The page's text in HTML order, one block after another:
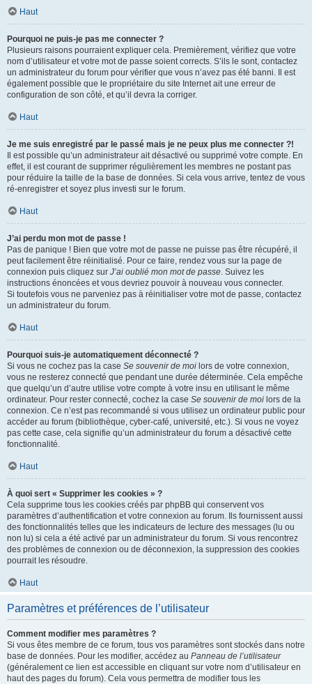
Haut
Pourquoi ne puis-je pas me connecter ?
Plusieurs raisons pourraient expliquer cela. Premièrement, vérifiez que votre
nom d’utilisateur et votre mot de passe soient corrects. S’ils le sont, contactez
un administrateur du forum pour vérifier que vous n’avez pas été banni. Il est
également possible que le propriétaire du site Internet ait une erreur de
configuration de son côté, et qu’il devra la corriger.
Haut
Je me suis enregistré par le passé mais je ne peux plus me connecter ?!
Il est possible qu’un administrateur ait désactivé ou supprimé votre compte. En
effet, il est courant de supprimer régulièrement les membres ne postant pas
pour réduire la taille de la base de données. Si cela vous arrive, tentez de vous
ré-enregistrer et soyez plus investi sur le forum.
Haut
J’ai perdu mon mot de passe !
Pas de panique ! Bien que votre mot de passe ne puisse pas être récupéré, il
peut facilement être réinitialisé. Pour ce faire, rendez vous sur la page de
connexion puis cliquez sur J’ai oublié mon mot de passe. Suivez les
instructions énoncées et vous devriez pouvoir à nouveau vous connecter.
Si toutefois vous ne parveniez pas à réinitialiser votre mot de passe, contactez
un administrateur du forum.
Haut
Pourquoi suis-je automatiquement déconnecté ?
Si vous ne cochez pas la case Se souvenir de moi lors de votre connexion,
vous ne resterez connecté que pendant une durée déterminée. Cela empêche
que quelqu’un d’autre utilise votre compte à votre insu en utilisant le même
ordinateur. Pour rester connecté, cochez la case Se souvenir de moi lors de la
connexion. Ce n’est pas recommandé si vous utilisez un ordinateur public pour
accéder au forum (bibliothèque, cyber-café, université, etc.). Si vous ne voyez
pas cette case, cela signifie qu’un administrateur du forum a désactivé cette
fonctionnalité.
Haut
À quoi sert « Supprimer les cookies » ?
Cela supprime tous les cookies créés par phpBB qui conservent vos
paramètres d’authentification et votre connexion au forum. Ils fournissent aussi
des fonctionnalités telles que les indicateurs de lecture des messages (lu ou
non lu) si cela a été activé par un administrateur du forum. Si vous rencontrez
des problèmes de connexion ou de déconnexion, la suppression des cookies
pourrait les résoudre.
Haut
Paramètres et préférences de l’utilisateur
Comment modifier mes paramètres ?
Si vous êtes membre de ce forum, tous vos paramètres sont stockés dans notre
base de données. Pour les modifier, accédez au Panneau de l’utilisateur
(généralement ce lien est accessible en cliquant sur votre nom d’utilisateur en
haut des pages du forum). Cela vous permettra de modifier tous les